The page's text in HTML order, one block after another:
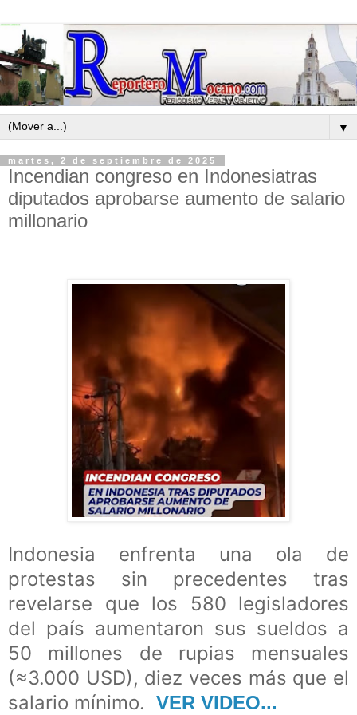
▼
martes, 2 de septiembre de 2025
Incendian congreso en Indonesiatras
diputados aprobarse aumento de salario
millonario
Indonesia enfrenta una ola de
protestas sin precedentes tras
revelarse que los 580 legisladores
del país aumentaron sus sueldos a
50 millones de rupias mensuales
(≈3.000 USD), diez veces más que el
salario mínimo. VER VIDEO...